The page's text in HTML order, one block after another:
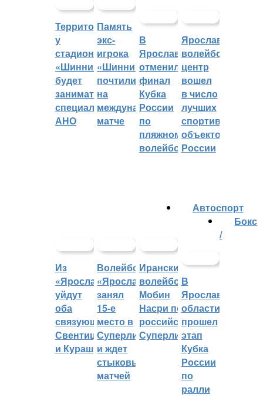
Территорией
у
стадиона
«Шинник»
будет
заниматься
специальное
АНО
Память
экс-
игрока
«Шинника»
почтили
на
международном
матче
В
Ярославле
отменили
финал
Кубка
России
по
пляжному
волейболу
Ярославский
волейбольный
центр
вошел
в число
лучших
спортивных
объектов
России
Из
«Ярославича»
уйдут
оба
связующих:
Свентицкис
и Кураш
Волейбольный
«Ярославич»
занял
15-е
место в
Суперлиге
и ждет
стыковых
матчей
Иранский
волейболист
Мобин
Насри покинет
российскую
Суперлигу
Автоспорт
В
Ярославской
области
прошел
этап
Кубка
России
по
ралли
Бокс
/